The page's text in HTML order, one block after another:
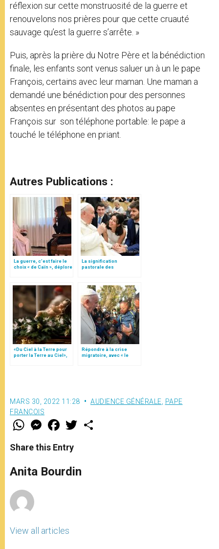
réflexion sur cette monstruosité de la guerre et
renouvelons nos prières pour que cette cruauté
sauvage qu’est la guerre s’arrête. »
Puis, après la prière du Notre Père et la bénédiction
finale, les enfants sont venus saluer un à un le pape
François, certains avec leur maman. Une maman a
demandé une bénédiction pour des personnes
absentes en présentant des photos au pape
François sur son téléphone portable: le pape a
touché le téléphone en priant.
Autres Publications :
La guerre, c’est faire le
choix « de Caïn », déplore
La signification
pastorale des
«Du Ciel à la Terre pour
porter la Terre au Ciel»,
Répondre à la crise
migratoire, avec « le
MARS 30, 2022 11:28 AUDIENCE GÉNÉRALE, PAPE
FRANÇOIS
W
t
s
p
p
M
e
s
e
g
e
F
a
e
b
o
k
w
r
Share this Entry
Anita Bourdin
View all articles